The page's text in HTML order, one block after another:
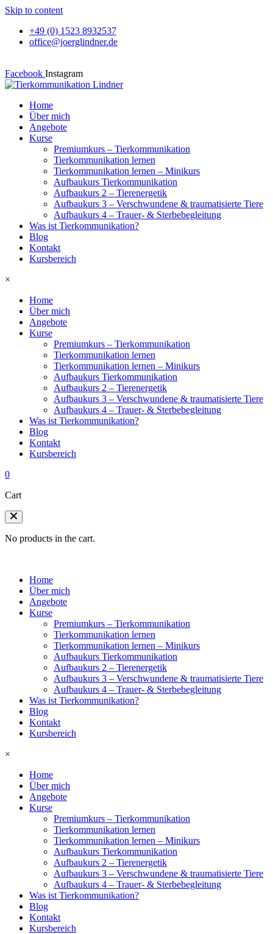
Skip to content
+49 (0) 1523 8932537
office@joerglindner.de
Facebook Instagram
Home
Über mich
Angebote
Kurse
Premiumkurs – Tierkommunikation
Tierkommunikation lernen
Tierkommunikation lernen – Minikurs
Aufbaukurs Tierkommunikation
Aufbaukurs 2 – Tierenergetik
Aufbaukurs 3 – Verschwundene & traumatisierte Tiere
Aufbaukurs 4 – Trauer- & Sterbebegleitung
Was ist Tierkommunikation?
Blog
Kontakt
Kursbereich
×
Home
Über mich
Angebote
Kurse
Premiumkurs – Tierkommunikation
Tierkommunikation lernen
Tierkommunikation lernen – Minikurs
Aufbaukurs Tierkommunikation
Aufbaukurs 2 – Tierenergetik
Aufbaukurs 3 – Verschwundene & traumatisierte Tiere
Aufbaukurs 4 – Trauer- & Sterbebegleitung
Was ist Tierkommunikation?
Blog
Kontakt
Kursbereich
0
Cart
No products in the cart.
Home
Über mich
Angebote
Kurse
Premiumkurs – Tierkommunikation
Tierkommunikation lernen
Tierkommunikation lernen – Minikurs
Aufbaukurs Tierkommunikation
Aufbaukurs 2 – Tierenergetik
Aufbaukurs 3 – Verschwundene & traumatisierte Tiere
Aufbaukurs 4 – Trauer- & Sterbebegleitung
Was ist Tierkommunikation?
Blog
Kontakt
Kursbereich
×
Home
Über mich
Angebote
Kurse
Premiumkurs – Tierkommunikation
Tierkommunikation lernen
Tierkommunikation lernen – Minikurs
Aufbaukurs Tierkommunikation
Aufbaukurs 2 – Tierenergetik
Aufbaukurs 3 – Verschwundene & traumatisierte Tiere
Aufbaukurs 4 – Trauer- & Sterbebegleitung
Was ist Tierkommunikation?
Blog
Kontakt
Kursbereich